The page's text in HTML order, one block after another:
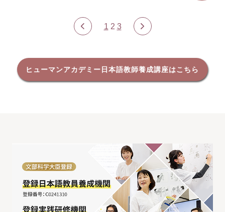
1 2 3
ヒューマンアカデミー日本語教師養成講座はこちら